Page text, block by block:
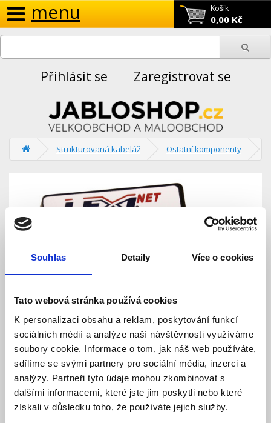
Souhlas Detaily Více o cookies
Tato webová stránka používá cookies
K personalizaci obsahu a reklam, poskytování funkcí
sociálních médií a analýze naší návštěvnosti využíváme
soubory cookie. Informace o tom, jak náš web používáte,
sdílíme se svými partnery pro sociální média, inzerci a
analýzy. Partneři tyto údaje mohou zkombinovat s
dalšími informacemi, které jste jim poskytli nebo které
získali v důsledku toho, že používáte jejich služby.
Košík
0,00 Kč
menu
Přihlásit se Zaregistrovat se
Strukturovaná kabeláž Ostatní komponenty